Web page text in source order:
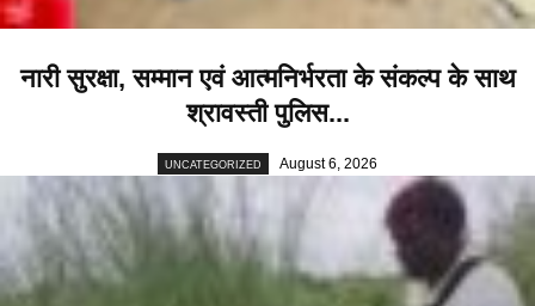
नारी सुरक्षा, सम्मान एवं आत्मनिर्भरता के संकल्प के साथ
श्रावस्ती पुलिस...
UNCATEGORIZED August 6, 2026